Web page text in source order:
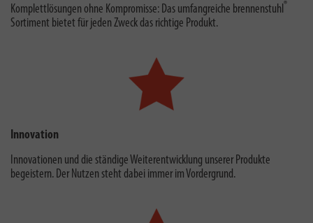
Komplettlösungen ohne Kompromisse: Das umfangreiche brennenstuhl®
Sortiment bietet für jeden Zweck das richtige Produkt.
Innovation
Innovationen und die ständige Weiterentwicklung unserer Produkte
begeistern. Der Nutzen steht dabei immer im Vordergrund.